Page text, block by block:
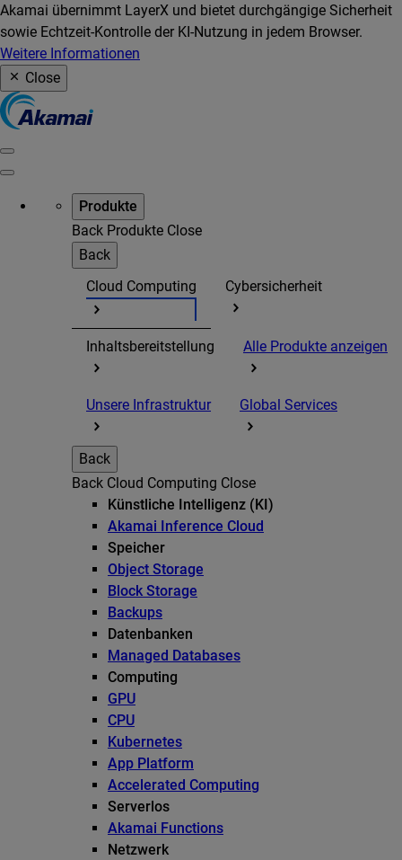
Akamai übernimmt LayerX und bietet durchgängige Sicherheit
sowie Echtzeit-Kontrolle der KI-Nutzung in jedem Browser.
Weitere Informationen
Close
Produkte
Back Produkte Close
Back
Cloud Computing
Cybersicherheit
Inhaltsbereitstellung Alle Produkte anzeigen
Unsere Infrastruktur Global Services
Back
Back Cloud Computing Close
Künstliche Intelligenz (KI)
Akamai Inference Cloud
Speicher
Object Storage
Block Storage
Backups
Datenbanken
Managed Databases
Computing
GPU
CPU
Kubernetes
App Platform
Accelerated Computing
Serverlos
Akamai Functions
Netzwerk